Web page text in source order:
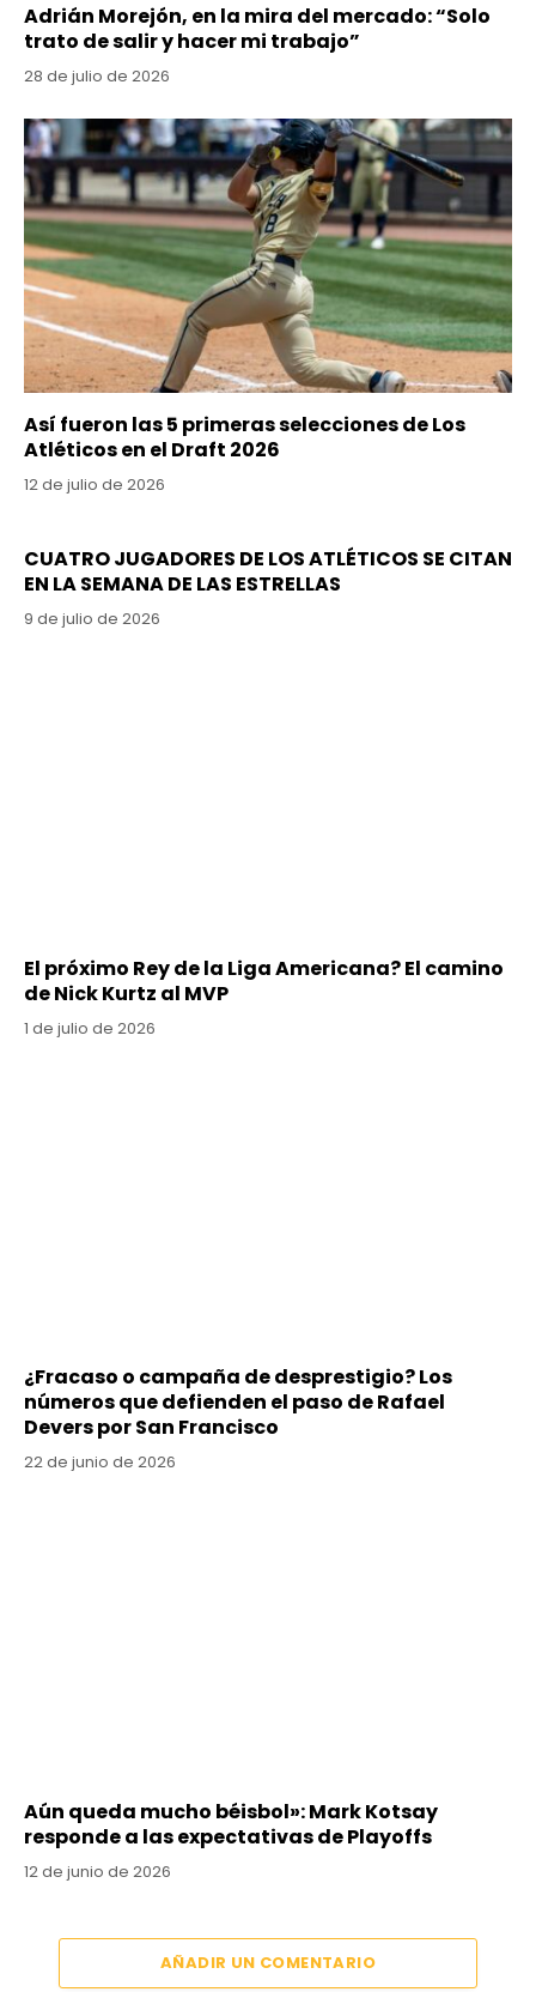
Adrián Morejón, en la mira del mercado: “Solo
trato de salir y hacer mi trabajo”
28 de julio de 2026
Así fueron las 5 primeras selecciones de Los
Atléticos en el Draft 2026
12 de julio de 2026
CUATRO JUGADORES DE LOS ATLÉTICOS SE CITAN
EN LA SEMANA DE LAS ESTRELLAS
9 de julio de 2026
El próximo Rey de la Liga Americana? El camino
de Nick Kurtz al MVP
1 de julio de 2026
¿Fracaso o campaña de desprestigio? Los
números que defienden el paso de Rafael
Devers por San Francisco
22 de junio de 2026
Aún queda mucho béisbol»: Mark Kotsay
responde a las expectativas de Playoffs
12 de junio de 2026
AÑADIR UN COMENTARIO